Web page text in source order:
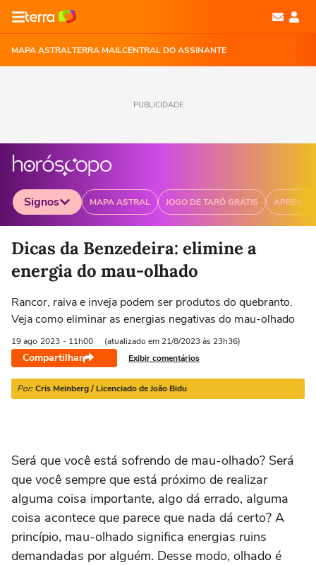
MAPA ASTRALTERRA MAILCENTRAL DO ASSINANTE
PUBLICIDADE
Signos MAPA ASTRAL JOGO DE TARÔ GRÁTIS
Selecione o signo para ver as notícias
Áries
21/03 a 20/04
Touro
21/04 a 20/05
Gêmeos
21/05 a 20/06
Câncer
21/06 a 21/07
Dicas da Benzedeira: elimine a
energia do mau-olhado
Rancor, raiva e inveja podem ser produtos do quebranto.
Veja como eliminar as energias negativas do mau-olhado
19 ago 2023 - 11h00 (atualizado em 21/8/2023 às 23h36)
Compartilhar Exibir comentários
Por: Cris Meinberg / Licenciado de João Bidu
Será que você está sofrendo de mau-olhado? Será
que você sempre que está próximo de realizar
alguma coisa importante, algo dá errado, alguma
coisa acontece que parece que nada dá certo? A
princípio, mau-olhado significa energias ruins
demandadas por alguém. Desse modo, olhado é